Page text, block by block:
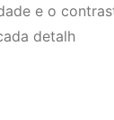
e o
detalh